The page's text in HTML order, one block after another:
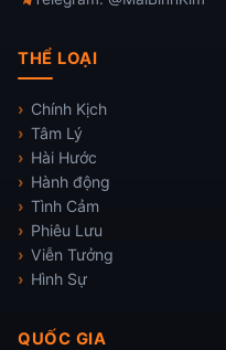
THỂ LOẠI
Chính Kịch
Tâm Lý
Hài Hước
Hành động
Tình Cảm
Phiêu Lưu
Viễn Tưởng
Hình Sự
QUỐC GIA